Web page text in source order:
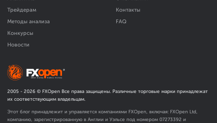
Трейдерам
Методы анализа
Конкурсы
Новости
Контакты
FAQ
2005 - 2026 © FXOpen Все права защищены. Различные торговые марки принадлежат
их соответствующим владельцам.
Этот блог принадлежит и управляется компаниями FXOpen, включая: FXOpen Ltd,
компанию, зарегистрированную в Англии и Уэльсе под номером 07273392 и